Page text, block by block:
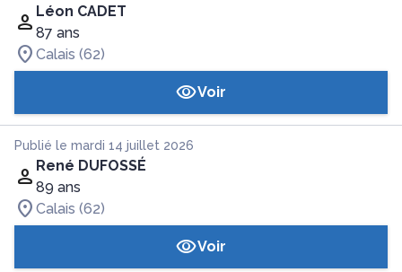
Léon CADET
87 ans
Calais (62)
Voir
Publié le mardi 14 juillet 2026
René DUFOSSÉ
89 ans
Calais (62)
Voir